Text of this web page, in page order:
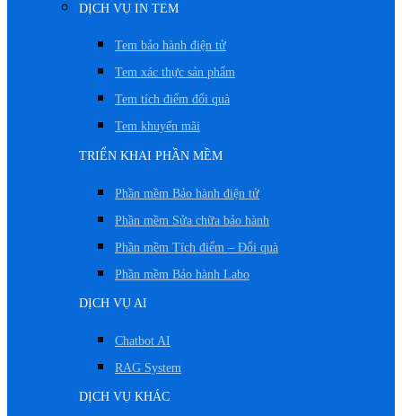
DỊCH VỤ IN TEM
Tem bảo hành điện tử
Tem xác thực sản phẩm
Tem tích điểm đổi quà
Tem khuyến mãi
TRIỂN KHAI PHẦN MỀM
Phần mềm Bảo hành điện tử
Phần mềm Sửa chữa bảo hành
Phần mềm Tích điểm – Đổi quà
Phần mềm Bảo hành Labo
DỊCH VỤ AI
Chatbot AI
RAG System
DỊCH VỤ KHÁC